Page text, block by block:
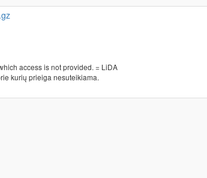
access is not provided. = LiDA
kurių prieiga nesuteikiama.